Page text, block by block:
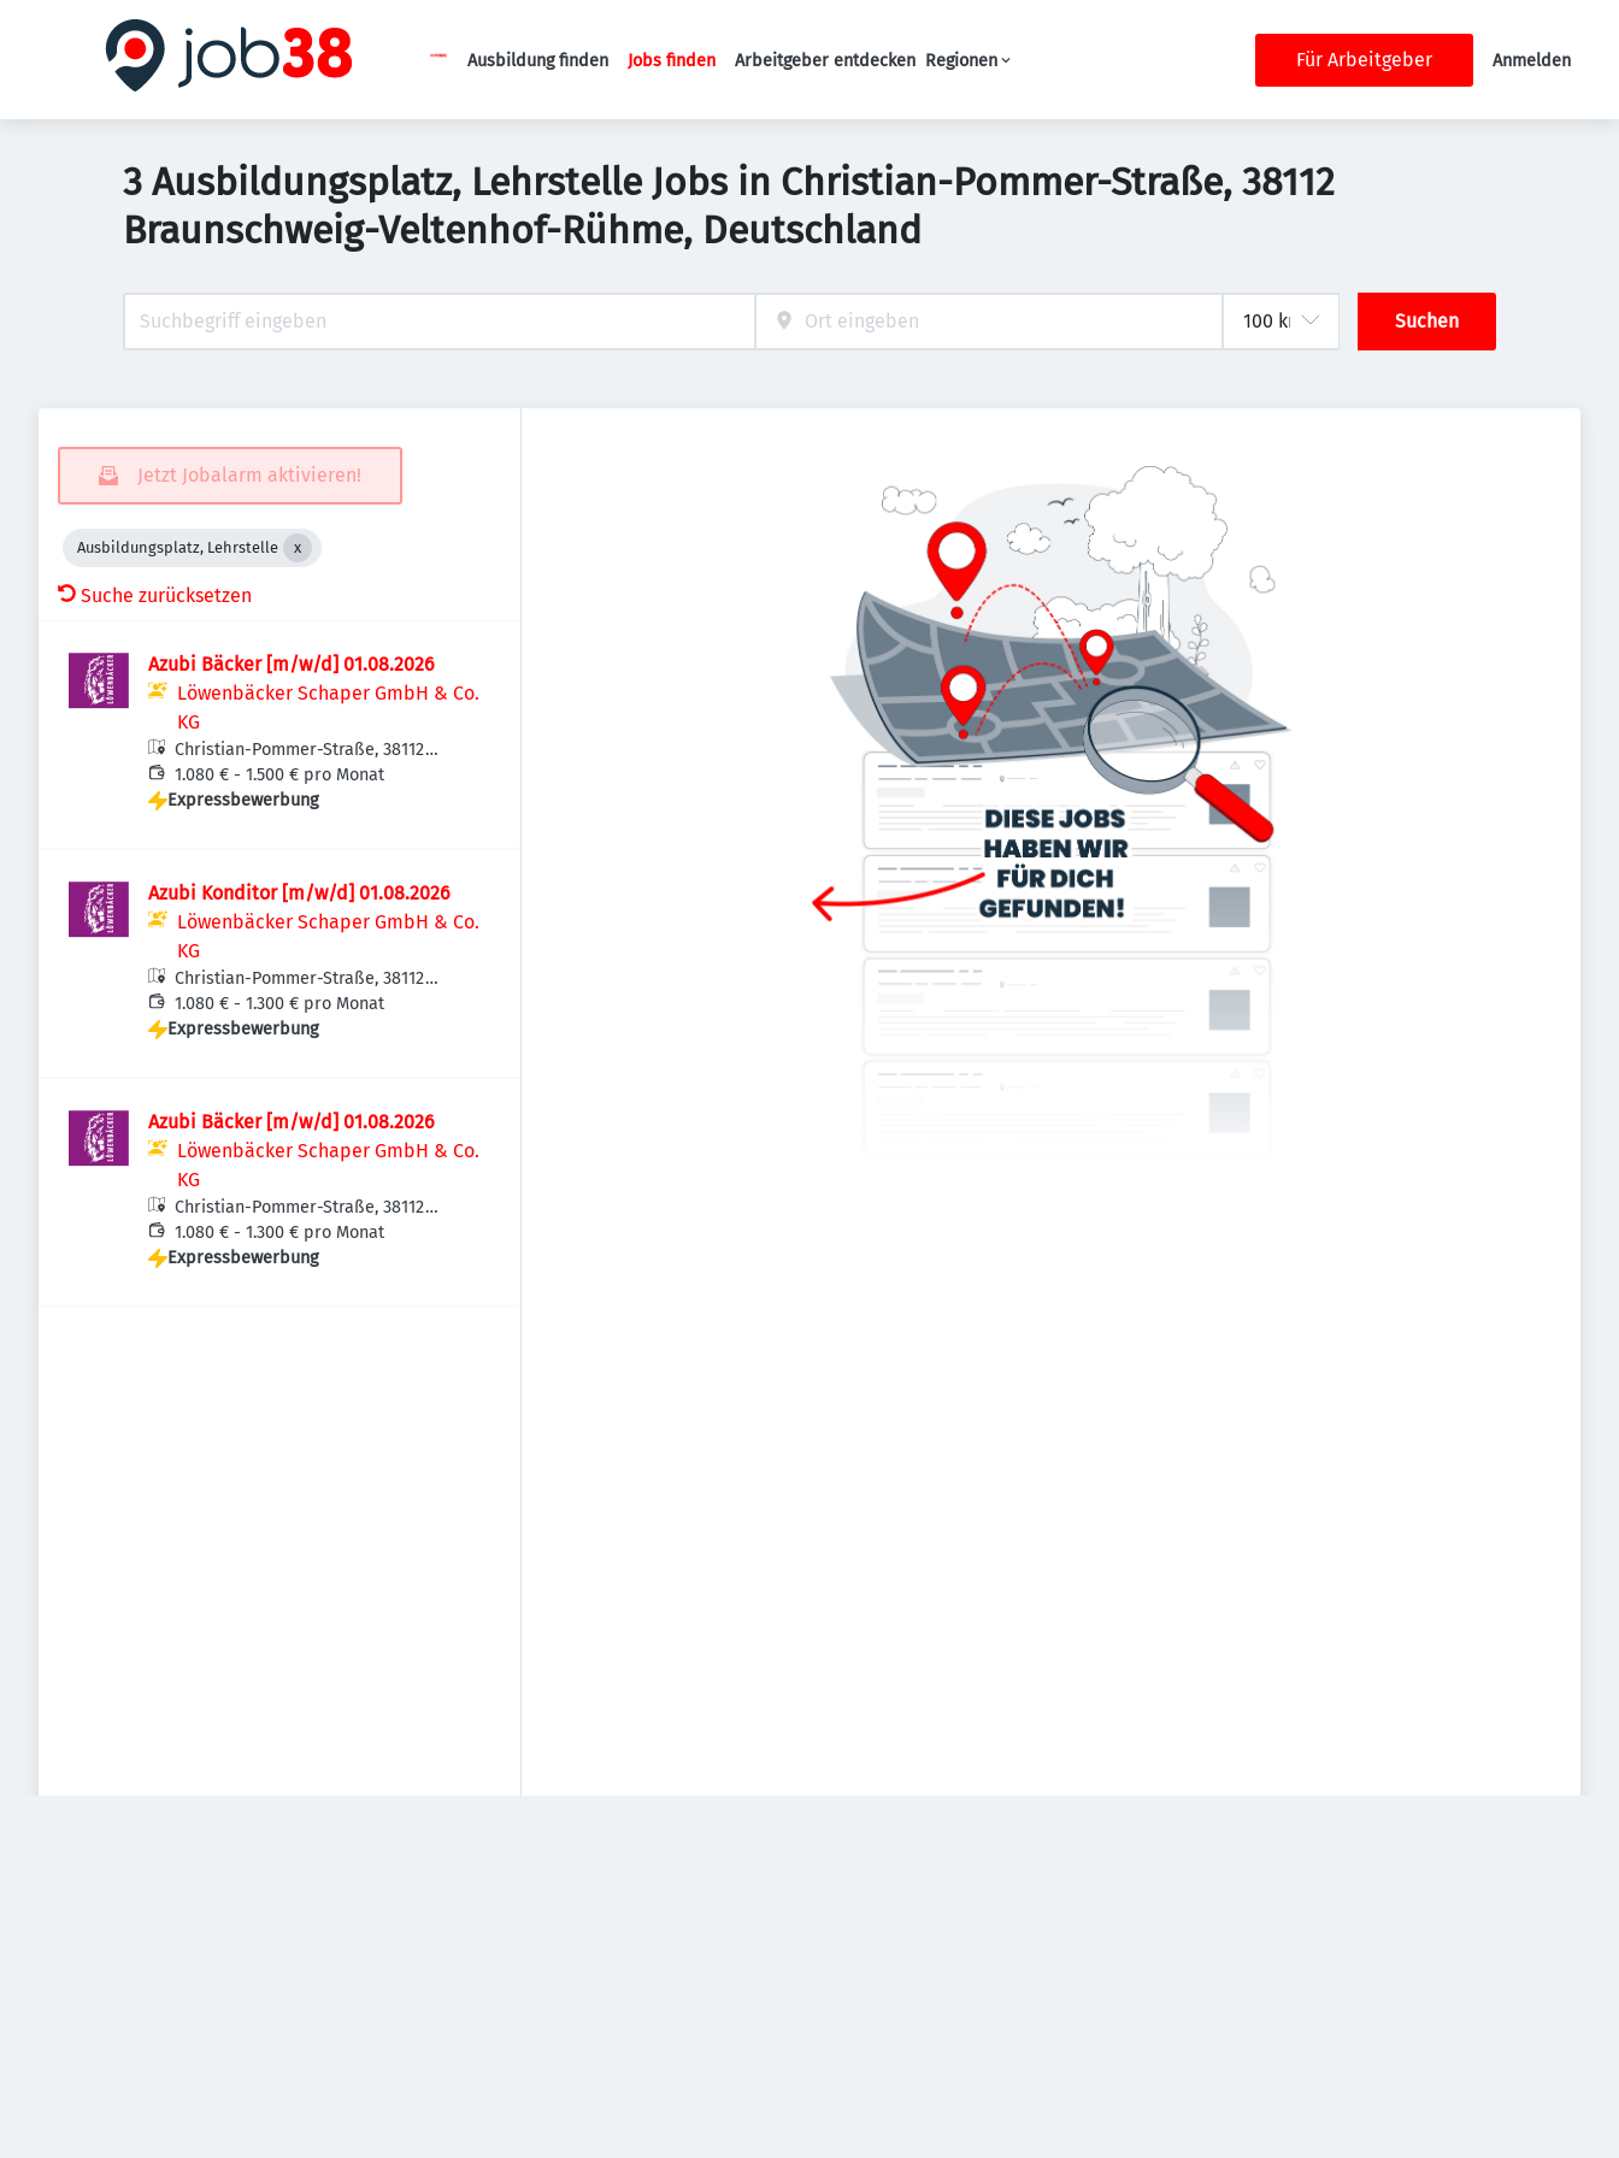
Haupt-Navigation
Ausbildung finden Jobs finden Arbeitgeber entdecken Regionen Für Arbeitgeber Anmelden
3 Ausbildungsplatz, Lehrstelle Jobs in Christian-Pommer-Straße, 38112
Braunschweig-Veltenhof-Rühme, Deutschland
Suchen
Jetzt Jobalarm aktivieren!
Ausbildungsplatz, Lehrstelle
Suche zurücksetzen
Azubi Bäcker [m/w/d] 01.08.2026
Löwenbäcker Schaper GmbH & Co.
KG
Christian-Pommer-Straße, 38112
Braunschweig-Veltenhof-Rühme,
Deutschland
1.080 € - 1.500 € pro Monat
Expressbewerbung
Azubi Konditor [m/w/d] 01.08.2026
Löwenbäcker Schaper GmbH & Co.
KG
Christian-Pommer-Straße, 38112
Braunschweig-Veltenhof-Rühme,
Deutschland
1.080 € - 1.300 € pro Monat
Expressbewerbung
Azubi Bäcker [m/w/d] 01.08.2026
Löwenbäcker Schaper GmbH & Co.
KG
Christian-Pommer-Straße, 38112
Braunschweig-Veltenhof-Rühme,
Deutschland
1.080 € - 1.300 € pro Monat
Expressbewerbung